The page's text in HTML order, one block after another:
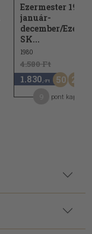
Ezermester 1979.
január-
december/
SK...
1980
4.580 Ft
1.830 ,-Ft 50 20
pont kapható